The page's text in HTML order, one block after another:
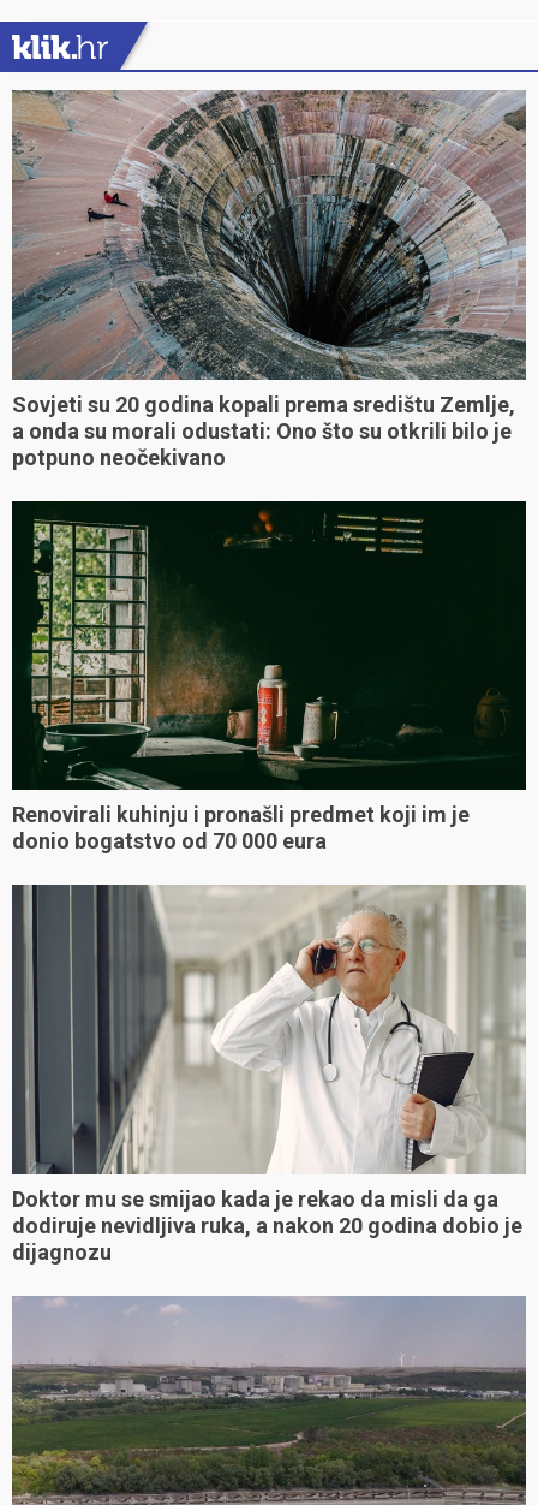
Sovjeti su 20 godina kopali prema središtu Zemlje,
a onda su morali odustati: Ono što su otkrili bilo je
potpuno neočekivano
Renovirali kuhinju i pronašli predmet koji im je
donio bogatstvo od 70 000 eura
Doktor mu se smijao kada je rekao da misli da ga
dodiruje nevidljiva ruka, a nakon 20 godina dobio je
dijagnozu